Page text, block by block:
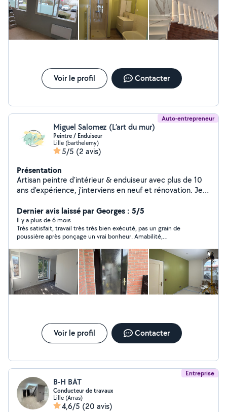
Voir le profil Contacter
Auto-entrepreneur
Miguel Salomez (L’art du mur)
Peintre / Enduiseur
Lille (barthelemy)
5/5 (2 avis)
Présentation
Artisan peintre d'intérieur & enduiseur avec plus de 10
ans d'expérience, j'interviens en neuf et rénovation. Je
ratissage, pose de bandes (calicot et bandes armées),
traitement des fissures et préparation complète des
supports. Je propose également la pose de papier
peint, fibre de verre ainsi que des travaux de carrelage
selon les projets. Travail soigné, finitions propres et
respect des délais. Devis gratuit après visite du
chantier.
Dernier avis laissé par Georges : 5/5
Il y a plus de 6 mois
Très satisfait, travail très très bien exécuté, pas un grain de
poussière après ponçage un vrai bonheur. Amabilité,
Voir le profil Contacter
Entreprise
B-H BAT
Conducteur de travaux
Lille (Arras)
4,6/5 (20 avis)